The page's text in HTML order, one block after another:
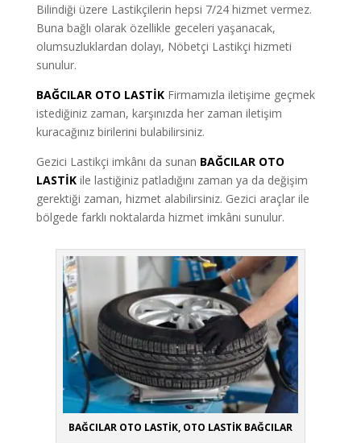
Bilindiği üzere Lastikçilerin hepsi 7/24 hizmet vermez.
Buna bağlı olarak özellikle geceleri yaşanacak,
olumsuzluklardan dolayı, Nöbetçi Lastikçi hizmeti
sunulur.
BAĞCILAR OTO LASTİK Firmamızla iletişime geçmek
istediğiniz zaman, karşınızda her zaman iletişim
kuracağınız birilerini bulabilirsiniz.
Gezici Lastikçi imkânı da sunan BAĞCILAR OTO
LASTİK ile lastiğiniz patladığını zaman ya da değişim
gerektiği zaman, hizmet alabilirsiniz. Gezici araçlar ile
bölgede farklı noktalarda hizmet imkânı sunulur.
BAĞCILAR OTO LASTİK, OTO LASTİK BAĞCILAR